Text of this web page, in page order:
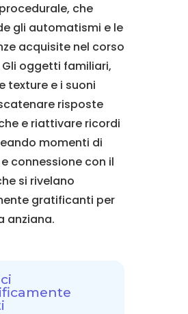
che
gli automatismi e le
acquisite nel corso
oggetti familiari,
texture e i suoni
risposte
e riattivare ricordi
momenti di
connessione con il
si rivelano
gratificanti per
anziana.